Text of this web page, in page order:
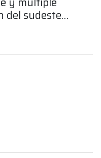
del sudeste